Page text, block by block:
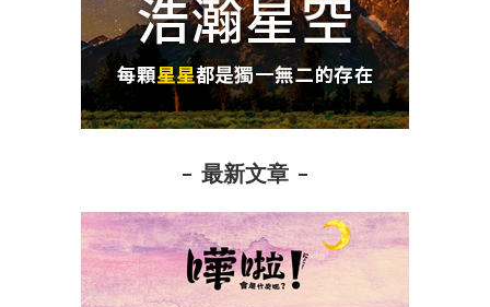
最新文章